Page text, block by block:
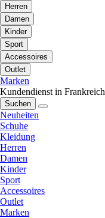
Herren
Damen
Kinder
Sport
Accessoires
Outlet
Marken
Kundendienst in Frankreich
Suchen
Neuheiten
Schuhe
Kleidung
Herren
Damen
Kinder
Sport
Accessoires
Outlet
Marken